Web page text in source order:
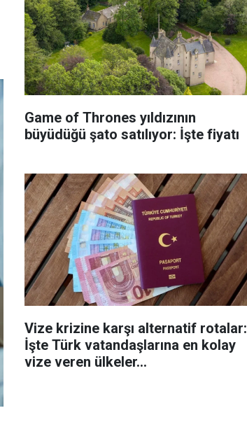
Game of Thrones yıldızının
büyüdüğü şato satılıyor: İşte fiyatı
Vize krizine karşı alternatif rotalar:
İşte Türk vatandaşlarına en kolay
vize veren ülkeler...